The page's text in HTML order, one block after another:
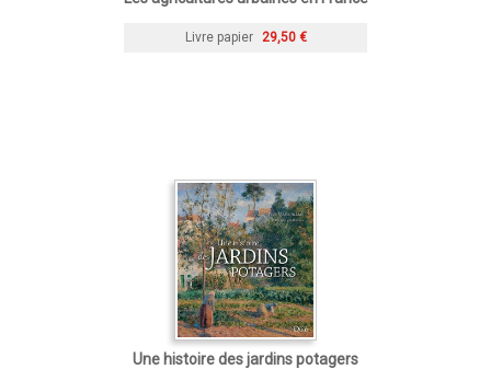
Livre papier 29,50 €
Une histoire des jardins potagers